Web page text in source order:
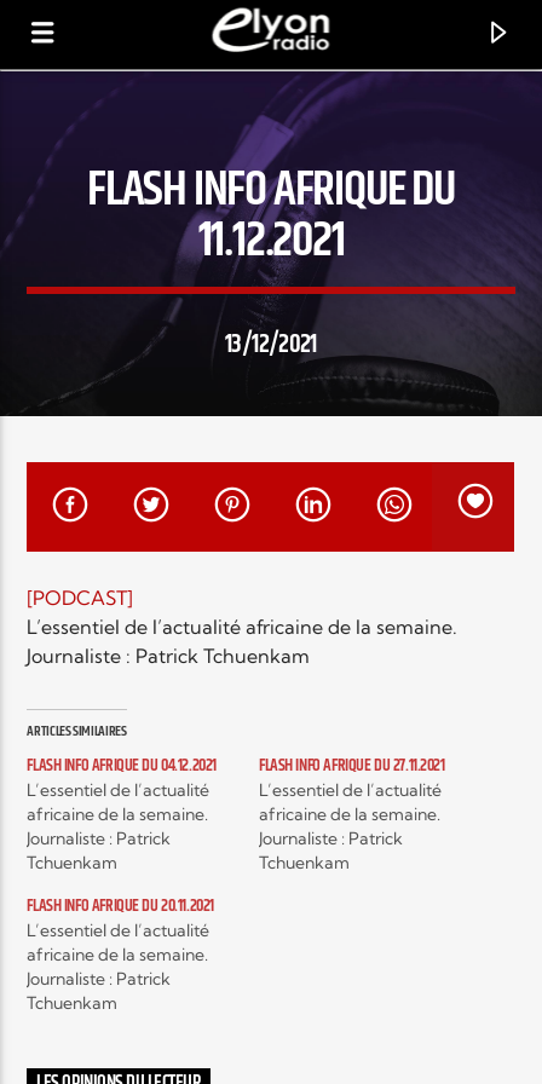
RADIO ELYON
POSITIVE ET ENCOURAGEANTE !
TITRE
ARTISTE
Radio Elyon
Elyon Rhema
FLASH INFO AFRIQUE DU
11.12.2021
13/12/2021
[PODCAST]
L’essentiel de l’actualité africaine de la semaine.
Journaliste : Patrick Tchuenkam
ARTICLES SIMILAIRES
FLASH INFO AFRIQUE DU 04.12.2021
L’essentiel de l’actualité
africaine de la semaine.
Journaliste : Patrick
Tchuenkam
FLASH INFO AFRIQUE DU 27.11.2021
L’essentiel de l’actualité
africaine de la semaine.
Journaliste : Patrick
Tchuenkam
FLASH INFO AFRIQUE DU 20.11.2021
L’essentiel de l’actualité
africaine de la semaine.
Journaliste : Patrick
Tchuenkam